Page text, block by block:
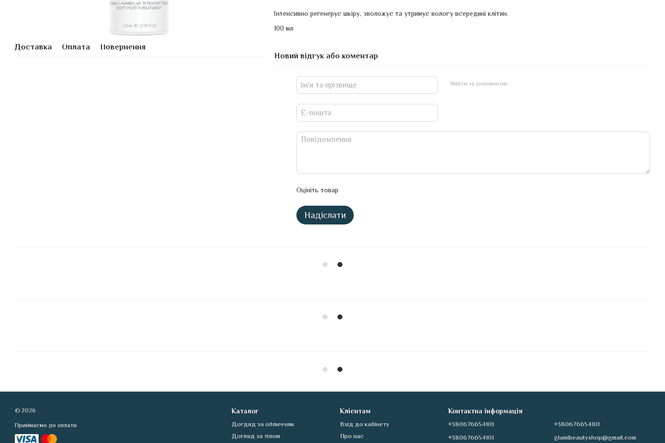
Доставка Оплата Повернення
Інтенсивно регенерує шкіру, зволожує та утримує вологу всередині клітин.
100 мл
Новий відгук або коментар
Увійти за допомогою
Оцініть товар
Надіслати
© 2026
Приймаємо до оплати
Каталог
Догдяд за обличчям
Догляд за тілом
Клієнтам
Вхід до кабінету
Про нас
Контактна інформація
+380676654101
+380676654101
+380676654101
glamibeautyshop@gmail.com